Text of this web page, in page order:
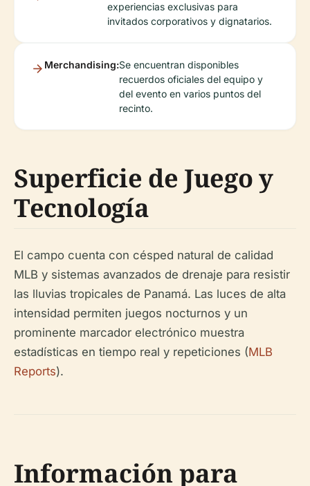
experiencias exclusivas para
invitados corporativos y dignatarios.
Merchandising:Se encuentran disponibles
recuerdos oficiales del equipo y
del evento en varios puntos del
recinto.
Superficie de Juego y
Tecnología
El campo cuenta con césped natural de calidad
MLB y sistemas avanzados de drenaje para resistir
las lluvias tropicales de Panamá. Las luces de alta
intensidad permiten juegos nocturnos y un
prominente marcador electrónico muestra
estadísticas en tiempo real y repeticiones (MLB
Reports).
Información para